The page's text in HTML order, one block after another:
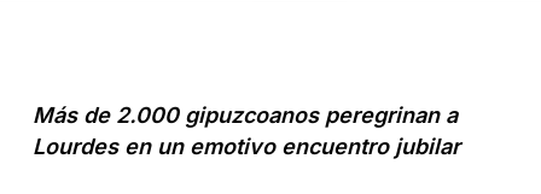
Más de 2.000 gipuzcoanos peregrinan a
Lourdes en un emotivo encuentro jubilar